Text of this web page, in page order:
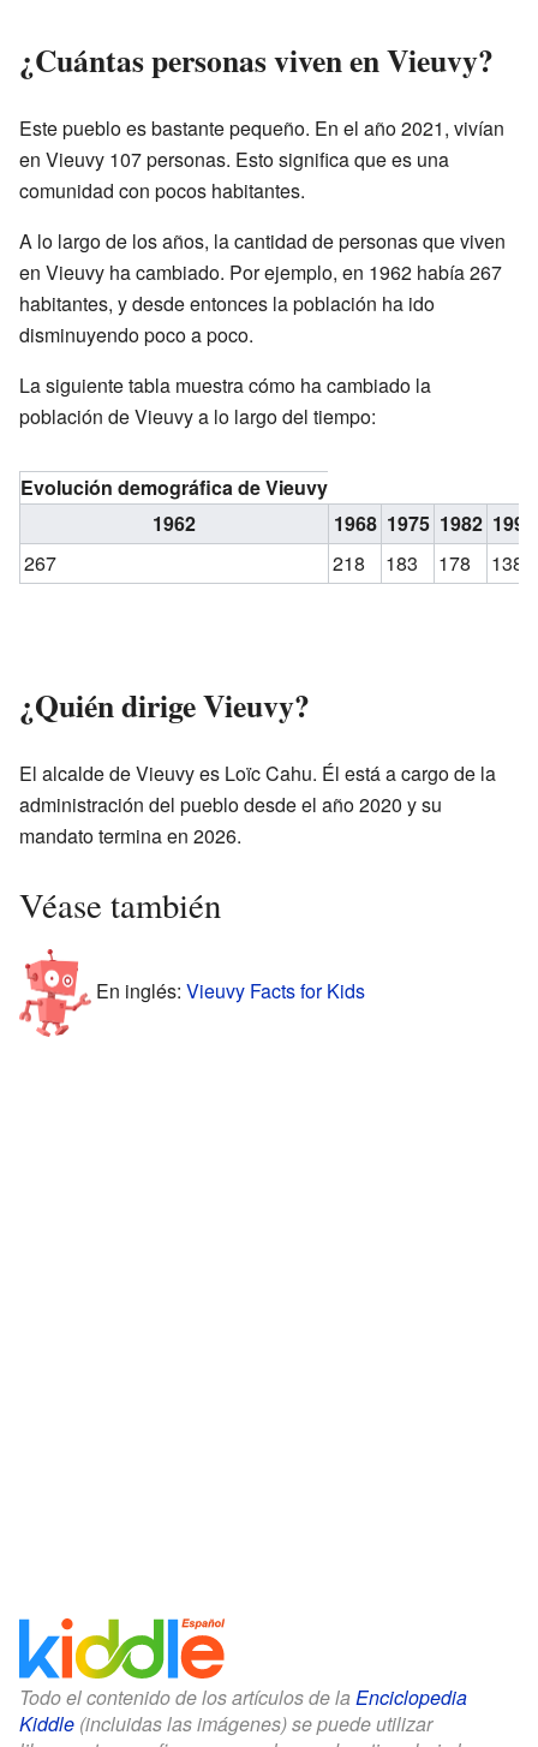
¿Cuántas personas viven en Vieuvy?
Este pueblo es bastante pequeño. En el año 2021, vivían
en Vieuvy 107 personas. Esto significa que es una
comunidad con pocos habitantes.
A lo largo de los años, la cantidad de personas que viven
en Vieuvy ha cambiado. Por ejemplo, en 1962 había 267
habitantes, y desde entonces la población ha ido
disminuyendo poco a poco.
La siguiente tabla muestra cómo ha cambiado la
población de Vieuvy a lo largo del tiempo:
Evolución demográfica de Vieuvy
1962
1968 1975 1982 1990
267
218 183 178 138
¿Quién dirige Vieuvy?
El alcalde de Vieuvy es Loïc Cahu. Él está a cargo de la
administración del pueblo desde el año 2020 y su
mandato termina en 2026.
Véase también
En inglés: Vieuvy Facts for Kids
Todo el contenido de los artículos de la Enciclopedia
Kiddle (incluidas las imágenes) se puede utilizar